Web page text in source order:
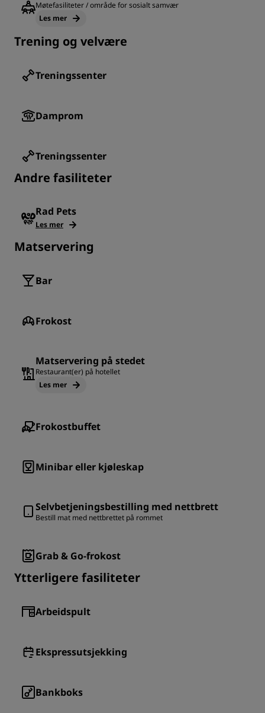
Møtefasiliteter / område for sosialt samvær
Les mer
Trening og velvære
Treningssenter
Damprom
Treningssenter
Andre fasiliteter
Rad Pets
Les mer
Matservering
Bar
Frokost
Matservering på stedet
Restaurant(er) på hotellet
Les mer
Frokostbuffet
Minibar eller kjøleskap
Selvbetjeningsbestilling med nettbrett
Bestill mat med nettbrettet på rommet
Grab & Go-frokost
Ytterligere fasiliteter
Arbeidspult
Ekspressutsjekking
Bankboks